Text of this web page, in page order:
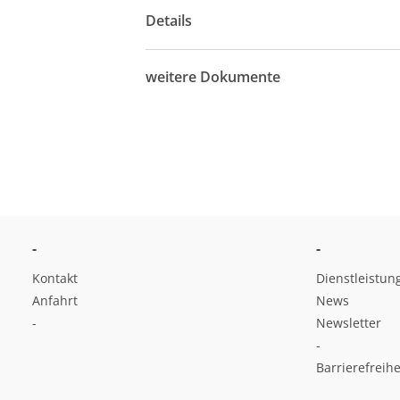
Details
weitere Dokumente
-
Kontakt
Anfahrt
-
-
News
Newsletter
-